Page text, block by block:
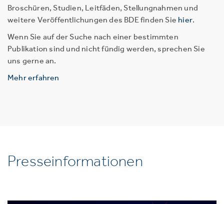
Broschüren, Studien, Leitfäden, Stellungnahmen und
weitere Veröffentlichungen des BDE finden Sie hier.
Wenn Sie auf der Suche nach einer bestimmten
Publikation sind und nicht fündig werden, sprechen Sie
uns gerne an.
Mehr erfahren
Presseinformationen